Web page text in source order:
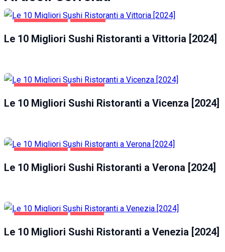
Le 10 Migliori Sushi Ristoranti a Vittoria [2024]
Le 10 Migliori Sushi Ristoranti a Vicenza [2024]
Le 10 Migliori Sushi Ristoranti a Verona [2024]
Le 10 Migliori Sushi Ristoranti a Venezia [2024]